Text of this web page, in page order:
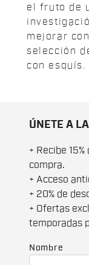
el fruto de
mejorar
selección
con esquís.
ÚNETE A
+ Recibe
compra.
+ Acceso
+ 20% de
+ Ofertas
temporadas
Nombre